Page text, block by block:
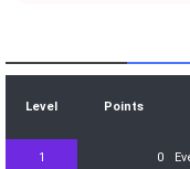
Level Points
1 0